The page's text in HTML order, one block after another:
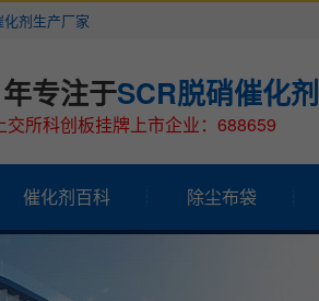
剂生产厂家
专注于SCR脱硝催化剂
交所科创板挂牌上市企业：688659
催化剂百科 除尘布袋